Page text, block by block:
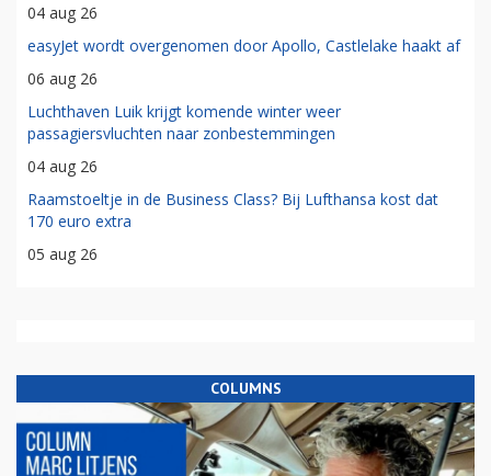
04 aug 26
easyJet wordt overgenomen door Apollo, Castlelake haakt af
06 aug 26
Luchthaven Luik krijgt komende winter weer
passagiersvluchten naar zonbestemmingen
04 aug 26
Raamstoeltje in de Business Class? Bij Lufthansa kost dat
170 euro extra
05 aug 26
COLUMNS